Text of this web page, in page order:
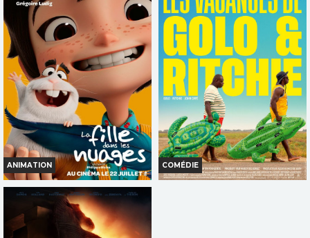
Horaires et Infos
Bande-annonce
Réservation
TOUT PUBLIC
VF
Horaires et Infos
Réservation
TOUT PUBLIC
VF
ANIMATION
LA FILLE DANS LES NUAGES
Horaires et Infos
COMÉDIE